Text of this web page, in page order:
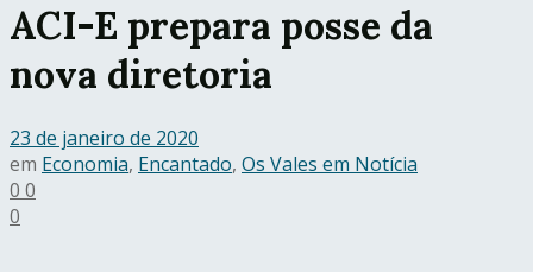
ACI-E prepara posse da
nova diretoria
23 de janeiro de 2020
em Economia, Encantado, Os Vales em Notícia
0 0
0